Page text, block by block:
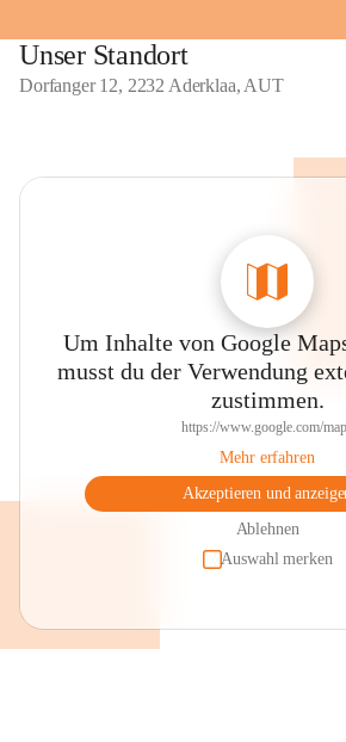
Unser Standort
Dorfanger 12, 2232 Aderklaa, AUT
Um Inhalte von Google
musst du der Verwendung
zustimmen.
https://www.google.com/
Mehr erfahren
Akzeptieren und
Ablehnen
Auswahl merken